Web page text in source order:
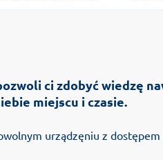
ci zdobyć wiedzę
miejscu i czasie.
urządzęniu z